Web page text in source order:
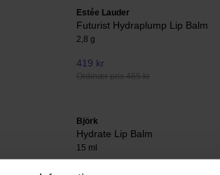
Estée Lauder
Futurist Hydraplump Lip Balm
2,8 g
419 kr
Ordinær pris 465 kr
Björk
Hydrate Lip Balm
15 ml
210 kr